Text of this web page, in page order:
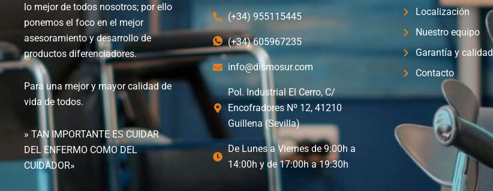
lo mejor de todos nosotros; por ello
ponemos el foco en el mejor
asesoramiento y desarrollo de
productos diferenciadores.
Para una mejor y mayor calidad de
vida de todos.
» TAN IMPORTANTE ES CUIDAR
DEL ENFERMO COMO DEL
CUIDADOR»
(+34) 955115445
(+34) 605967235
info@dismosur.com
Pol. Industrial El Cerro, C/
Encofradores Nº 12, 41210
Guillena (Sevilla)
De Lunes a Viernes de 9:00h a
14:00h y de 17:00h a 19:30h
Localización
Nuestro equipo
Garantía y calidad
Contacto